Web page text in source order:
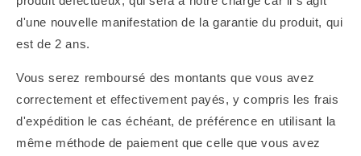
d'une nouvelle manifestation de la garantie du produit, qui
est de 2 ans.
Vous serez remboursé des montants que vous avez
correctement et effectivement payés, y compris les frais
d'expédition le cas échéant, de préférence en utilisant la
même méthode de paiement que celle que vous avez